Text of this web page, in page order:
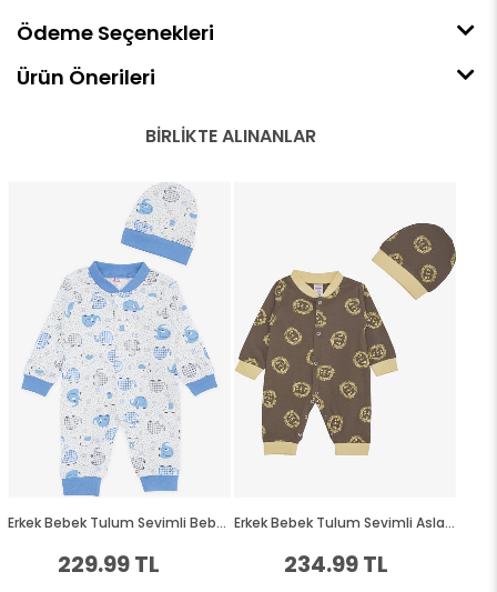
Ödeme Seçenekleri
Ürün Önerileri